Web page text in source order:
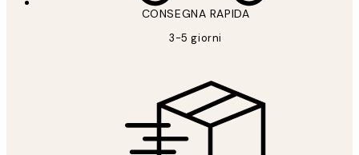
CONSEGNA RAPIDA
3-5 giorni